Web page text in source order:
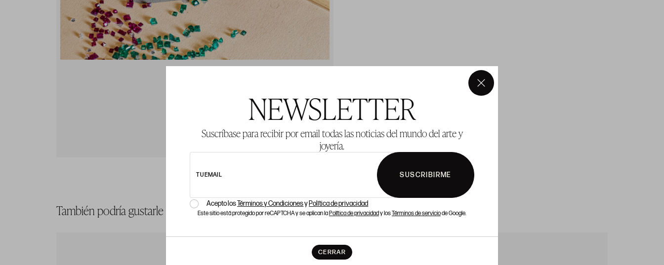
NEWSLETTER
Suscríbase para recibir por email todas las noticias del mundo del arte y
joyería.
TU EMAIL SUSCRIBIRME
Acepto losTérminos y Condicionesy Política de privacidad
Este sitio está protegido por reCAPTCHA y se aplican laPolítica de privacidady losTérminos de serviciode Google.
CERRAR
×
También podría gustarle